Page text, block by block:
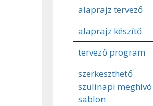
alaprajz tervező
alaprajz készítő
tervező program
szerkeszthető
szülinapi meghívó
sablon